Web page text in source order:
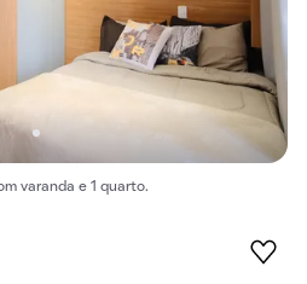
varanda e 1 quarto.